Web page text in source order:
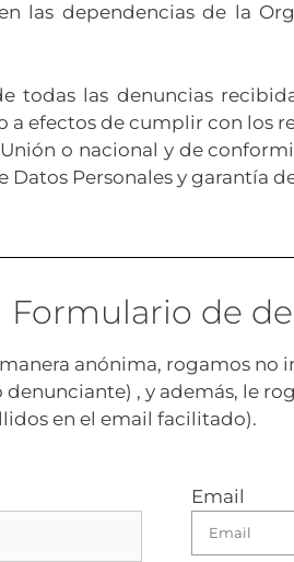
las dependencias de la
todas las denuncias
efectos de cumplir con los
o nacional y de
Personales y garantía
Formulario de
anónima, rogamos
, y además, le
en el email facilitado).
Email